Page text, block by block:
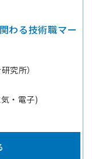
わる技術職マー
究所）
・電子)